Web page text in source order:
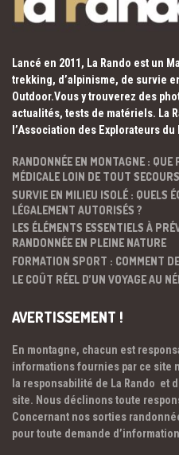
Lancé en 2011, La Rando est un
trekking, d’alpinisme, de survie
Outdoor.Vous y trouverez des
actualités, tests de matériels. La
l’Association des Explorateurs du
RANDONNÉE EN MONTAGNE : QUE
MÉDICALE LOIN DE TOUT
SURVIE EN MILIEU ISOLÉ : QUELS
LÉGALEMENT AUTORISÉS ?
LES ÉLÉMENTS ESSENTIELS À
RANDONNÉE EN PLEINE NATURE
FORMATION SPORT : COMMENT
LE COÛT RÉEL D’UN VOYAGE AU
AVERTISSEMENT !
En montagne, chacun est
informations fournies par ce site
la responsabilité de La Rando et
site. Nous déclinons toute
Concernant nos sorties
pour toute demande